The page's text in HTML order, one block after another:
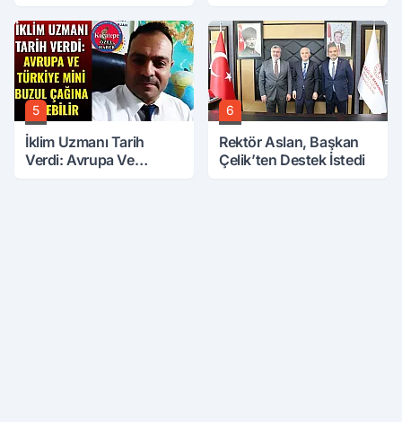
5
İklim Uzmanı Tarih
Verdi: Avrupa Ve
6
Rektör Aslan, Başkan
Çelik’ten Destek İstedi